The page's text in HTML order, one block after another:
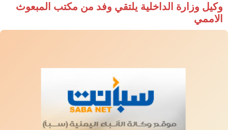
وكيل وزارة الداخلية يلتقي وفد من مكتب المبعوث
الاممي